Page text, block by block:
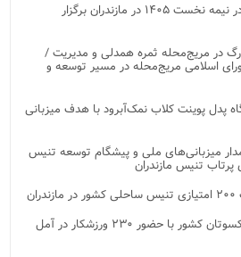
رویدادهای شاخص هنری در نیمه نخست ۱۴۰۵ در مازندران برگزار
در مریج‌محله ثمره همدلی و مدیریت /
اسلامی مریج‌محله در مسیر توسعه و
پدل پوینت کلاب نمک‌آبرود با هدف میزبانی
میزبانی‌های ملی و پیشگام توسعه تنیس
تنیس مازندران
رقابت‌های کشتی آزاد پیشکسوتان کشور با حضور ۲۳۰ ورزشکار در آمل